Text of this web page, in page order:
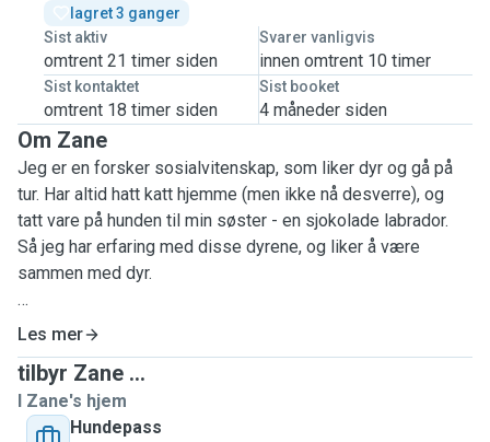
lagret 3 ganger
Sist aktiv
omtrent 21 timer siden
Svarer vanligvis
innen omtrent 10 timer
Sist kontaktet
omtrent 18 timer siden
Sist booket
4 måneder siden
Om Zane
Jeg er en forsker sosialvitenskap, som liker dyr og gå på
tur. Har altid hatt katt hjemme (men ikke nå desverre), og
tatt vare på hunden til min søster - en sjokolade labrador.
Så jeg har erfaring med disse dyrene, og liker å være
sammen med dyr.
Nå tenkte jeg at jeg tilby min hjelp til andre og samtidig
gjøre det jeg liker - gå på tur og være sammen men hunder
og også katter!
De er de dyrene som jeg har erfaring med, men kan være
villig å lære om.andre dyr også, om det skulle være :)
Les mer
tilbyr Zane ...
I Zane's hjem
Hundepass